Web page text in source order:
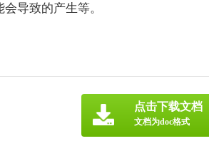
导致的产生等。
点击下载文档
文档为doc格式